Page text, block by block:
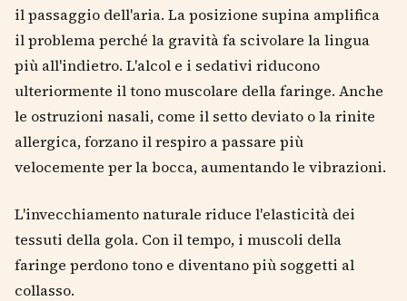
il passaggio dell'aria. La posizione supina amplifica
il problema perché la gravità fa scivolare la lingua
più all'indietro. L'alcol e i sedativi riducono
ulteriormente il tono muscolare della faringe. Anche
le ostruzioni nasali, come il setto deviato o la rinite
allergica, forzano il respiro a passare più
velocemente per la bocca, aumentando le vibrazioni.
L'invecchiamento naturale riduce l'elasticità dei
tessuti della gola. Con il tempo, i muscoli della
faringe perdono tono e diventano più soggetti al
collasso.